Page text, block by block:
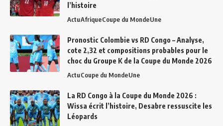
l’histoire
ActuAfriqueCoupe du MondeUne
Pronostic Colombie vs RD Congo – Analyse,
cote 2,32 et compositions probables pour le
choc du Groupe K de la Coupe du Monde 2026
ActuCoupe du MondeUne
La RD Congo à la Coupe du Monde 2026 :
Wissa écrit l’histoire, Desabre ressuscite les
Léopards